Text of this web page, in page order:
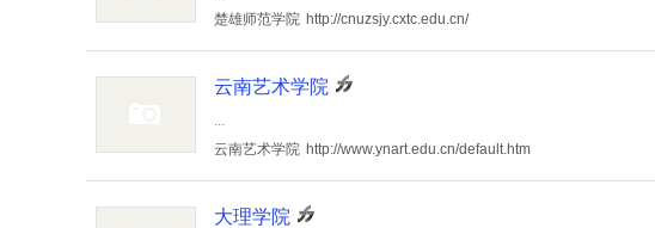
楚雄师范学院 http://cnuzsjy.cxtc.edu.cn/
云南艺术学院
...
云南艺术学院 http://www.ynart.edu.cn/default.htm
大理学院